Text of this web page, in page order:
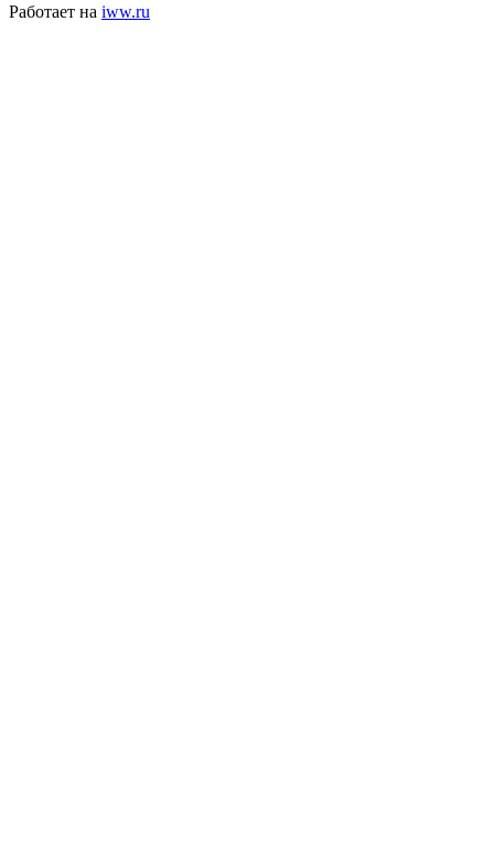
Работает на iww.ru